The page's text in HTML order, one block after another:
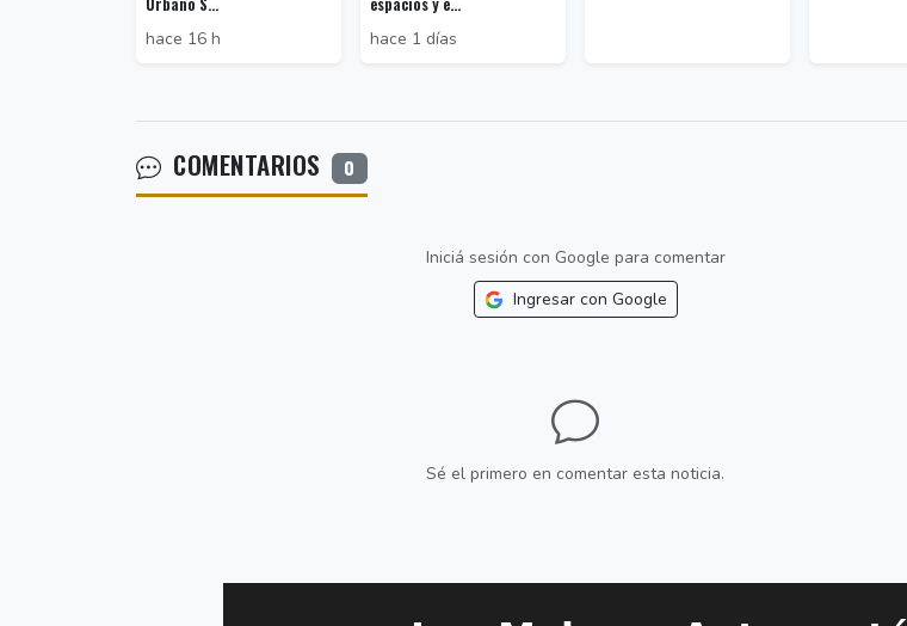
Urbano S...
hace 16 h
espacios y e...
hace 1 días
COMENTARIOS 0
Iniciá sesión con Google para comentar
Ingresar con Google
Sé el primero en comentar esta noticia.